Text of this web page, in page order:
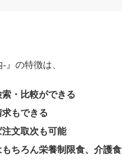
』の特徴は、
・比較ができる
もできる
文取次も可能
ちろん栄養制限食、介護